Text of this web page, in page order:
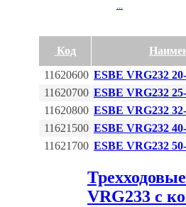
Код
11620600 ESBE VRG232
11620700 ESBE VRG232
11620800 ESBE VRG232
11621500 ESBE VRG232
11621700 ESBE VRG232
VRG233 с